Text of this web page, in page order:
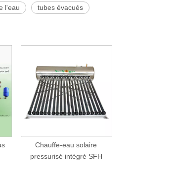
l'eau tubes évacués
Chauffe-eau solaire
pressurisé intégré SFH